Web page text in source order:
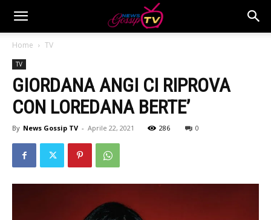
Home TV
TV
GIORDANA ANGI CI RIPROVA
CON LOREDANA BERTE’
By News Gossip TV - Aprile 22, 2021 286 0